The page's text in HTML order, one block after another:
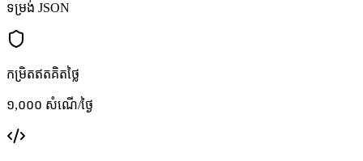
ទម្រង់ JSON
កម្រិតឥតគិតថ្លៃ
១,០០០ សំណើ/ថ្ងៃ